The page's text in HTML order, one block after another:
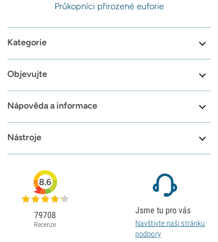
Průkopníci přirozené euforie
Kategorie
Objevujte
Nápověda a informace
Nástroje
8.6
79708
Recenze
Jsme tu pro vás
Navštivte naši stránku
podpory